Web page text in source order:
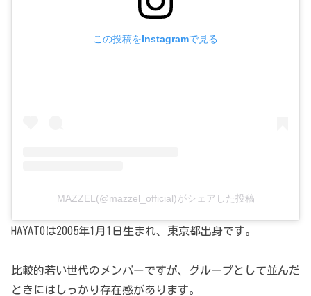
この投稿をInstagramで見る
MAZZEL(@mazzel_official)がシェアした投稿
HAYATOは2005年1月1日生まれ、東京都出身です。
比較的若い世代のメンバーですが、グループとして並んだ
ときにはしっかり存在感があります。